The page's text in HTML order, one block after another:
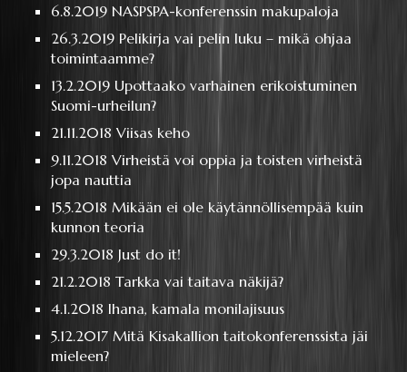
6.8.2019NASPSPA-konferenssin makupaloja
26.3.2019 Pelikirja vai pelin luku – mikä ohjaa
toimintaamme?
13.2.2019 Upottaako varhainen erikoistuminen
Suomi-urheilun?
21.11.2018Viisas keho
9.11.2018Virheistä voi oppia ja toisten virheistä
jopa nauttia
15.5.2018 Mikään ei ole käytännöllisempää kuin
kunnon teoria
29.3.2018 Just do it!
21.2.2018Tarkka vai taitava näkijä?
4.1.2018 Ihana, kamala monilajisuus
5.12.2017 Mitä Kisakallion taitokonferenssista jäi
mieleen?